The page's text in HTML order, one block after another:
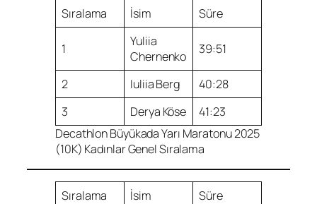
Sıralama İsim Süre
1
Yuliia
Chernenko
39:51
2 Iuliia Berg
40:28
3
Derya Köse
41:23
Decathlon Büyükada Yarı Maratonu 2025
(10K) Kadınlar Genel Sıralama
Sıralama İsim Süre